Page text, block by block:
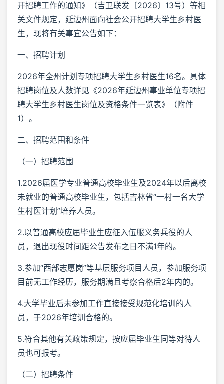
开招聘工作的通知》（吉卫联发〔2026〕13号）等相
关文件规定，延边州面向社会公开招聘大学生乡村医
生，现将有关事宜公告如下：
一、招聘计划
2026年全州计划专项招聘大学生乡村医生16名。具体
招聘岗位及人数详见《2026年延边州事业单位专项招
聘大学生乡村医生岗位及资格条件一览表》（附件
1）。
二、招聘范围和条件
（一）招聘范围
1.2026届医学专业普通高校毕业生及2024年以后离校
未就业的普通高校毕业生，包括吉林省“一村一名大学
生村医计划”培养人员。
2.以普通高校应届毕业生应征入伍服义务兵役的人
员，退出现役时间距公告发布之日不满1年的。
3.参加“西部志愿岗”等基层服务项目人员，参加服务项
目前无工作经历，服务期满且考察合格后2年内的。
4.大学毕业后未参加工作直接接受规范化培训的人
员，于2026年培训合格的。
5.符合其他有关政策规定，按应届毕业生同等对待人
员也可报考。
（二）招聘条件